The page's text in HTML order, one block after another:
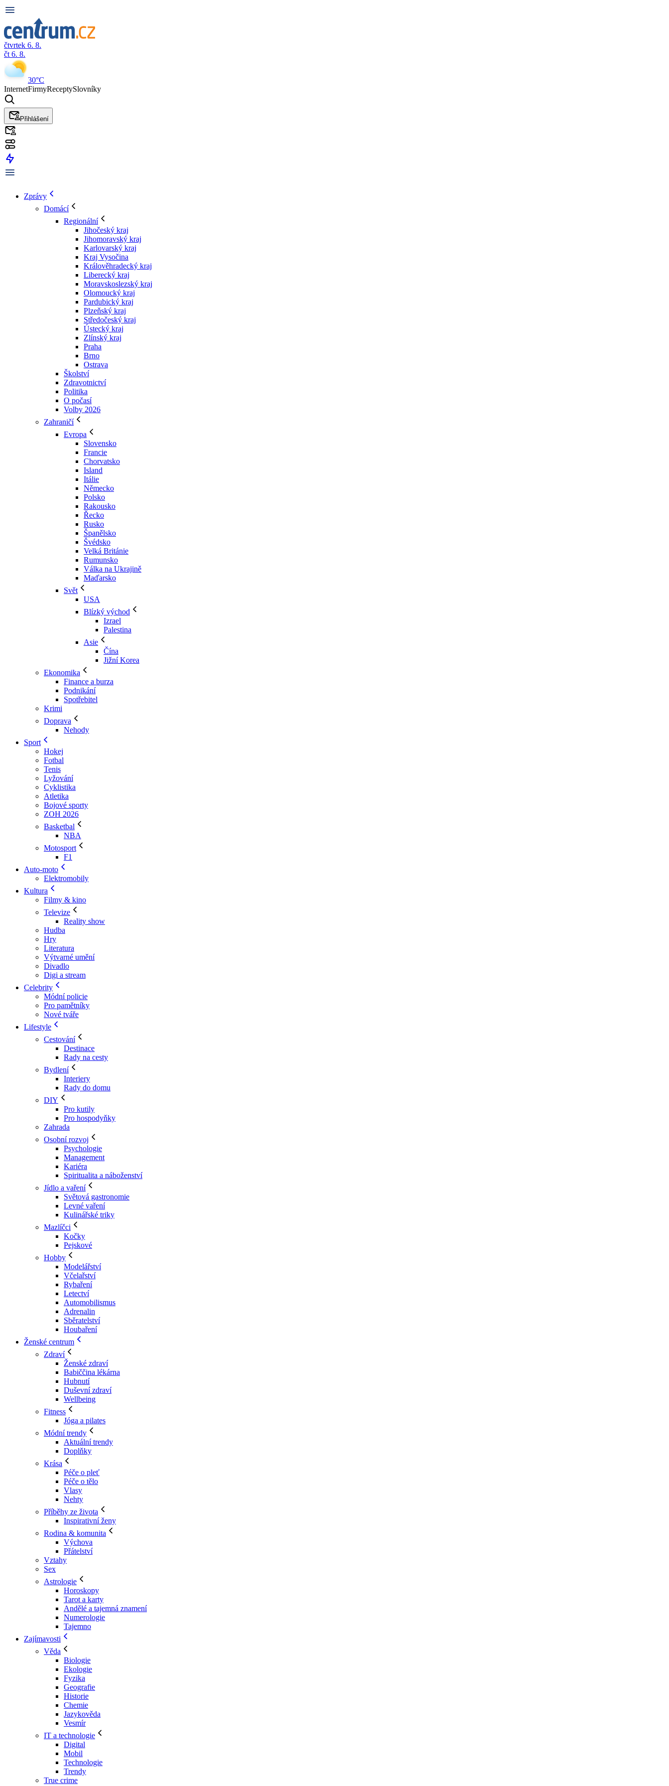
čtvrtek 6. 8.
čt 6. 8.
30°C
InternetFirmyReceptySlovníky
Přihlášení
Zprávy
Domácí
Regionální
Jihočeský kraj
Jihomoravský kraj
Karlovarský kraj
Kraj Vysočina
Králověhradecký kraj
Liberecký kraj
Moravskoslezský kraj
Olomoucký kraj
Pardubický kraj
Plzeňský kraj
Středočeský kraj
Ústecký kraj
Zlínský kraj
Praha
Brno
Ostrava
Školství
Zdravotnictví
Politika
O počasí
Volby 2026
Zahraničí
Evropa
Slovensko
Francie
Chorvatsko
Island
Itálie
Německo
Polsko
Rakousko
Řecko
Rusko
Španělsko
Švédsko
Velká Británie
Rumunsko
Válka na Ukrajině
Maďarsko
Svět
USA
Blízký východ
Izrael
Palestina
Asie
Čína
Jižní Korea
Ekonomika
Finance a burza
Podnikání
Spotřebitel
Krimi
Doprava
Nehody
Sport
Hokej
Fotbal
Tenis
Lyžování
Cyklistika
Atletika
Bojové sporty
ZOH 2026
Basketbal
NBA
Motosport
F1
Auto-moto
Elektromobily
Kultura
Filmy & kino
Televize
Reality show
Hudba
Hry
Literatura
Výtvarné umění
Divadlo
Digi a stream
Celebrity
Módní policie
Pro pamětníky
Nové tváře
Lifestyle
Cestování
Destinace
Rady na cesty
Bydlení
Interiery
Rady do domu
DIY
Pro kutily
Pro hospodyňky
Zahrada
Osobní rozvoj
Psychologie
Management
Kariéra
Spiritualita a náboženství
Jídlo a vaření
Světová gastronomie
Levné vaření
Kulinářské triky
Mazlíčci
Kočky
Pejskové
Hobby
Modelářství
Včelařství
Rybaření
Letectví
Automobilismus
Adrenalin
Sběratelství
Houbaření
Ženské centrum
Zdraví
Ženské zdraví
Babiččina lékárna
Hubnutí
Duševní zdraví
Wellbeing
Fitness
Jóga a pilates
Módní trendy
Aktuální trendy
Doplňky
Krása
Péče o pleť
Péče o tělo
Vlasy
Nehty
Příběhy ze života
Inspirativní ženy
Rodina & komunita
Výchova
Přátelství
Vztahy
Sex
Astrologie
Horoskopy
Tarot a karty
Andělé a tajemná znamení
Numerologie
Tajemno
Zajímavosti
Věda
Biologie
Ekologie
Fyzika
Geografie
Historie
Chemie
Jazykověda
Vesmír
IT a technologie
Digital
Mobil
Technologie
Trendy
True crime